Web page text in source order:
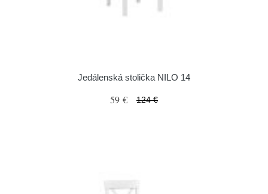
Jedálenská stolička NILO 14
59 € 124 €